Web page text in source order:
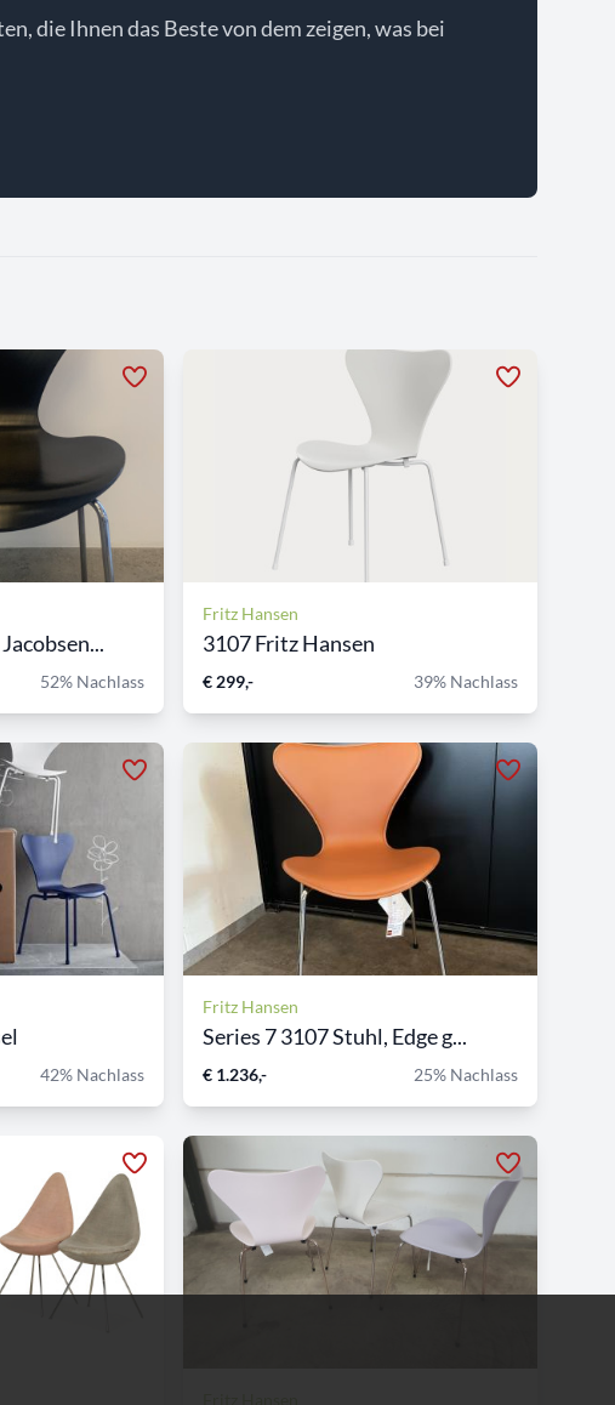
die Ihnen das Beste von dem zeigen, was bei
52% Nachlass
Fritz Hansen
3107 Fritz Hansen
€ 299,- 39% Nachlass
42% Nachlass
Fritz Hansen
Series 7 3107 Stuhl, Edge g...
€ 1.236,- 25% Nachlass